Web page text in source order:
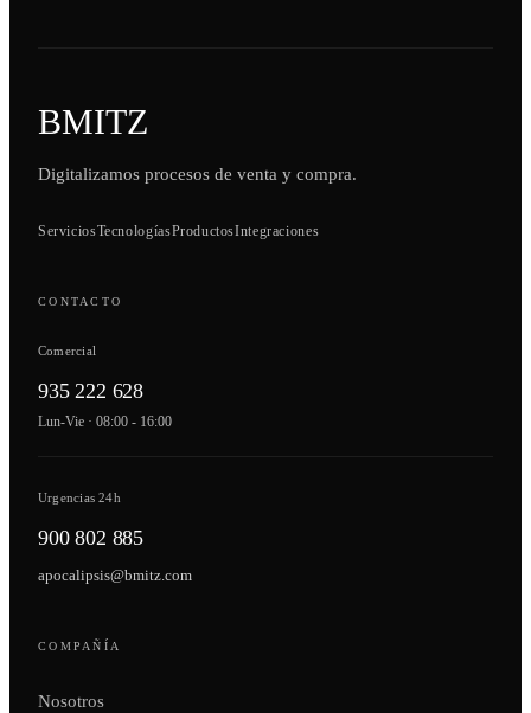
BMITZ
Digitalizamos procesos de venta y compra.
ServiciosTecnologíasProductosIntegraciones
CONTACTO
Comercial
935 222 628
Lun-Vie · 08:00 - 16:00
Urgencias 24h
900 802 885
apocalipsis@bmitz.com
COMPAÑÍA
Nosotros